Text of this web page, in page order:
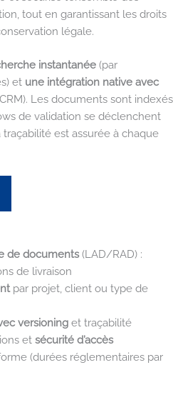
tout en garantissant les droits
légale.
instantanée (par
et une intégration native avec
CRM). Les documents sont indexés
de validation se déclenchent
est assurée à chaque
de documents(LAD/RAD) :
de livraison
par projet, client ou type de
versioninget traçabilité
et sécurité d’accès
(durées réglementaires par